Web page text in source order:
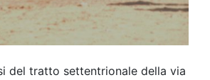
del tratto settentrionale della via